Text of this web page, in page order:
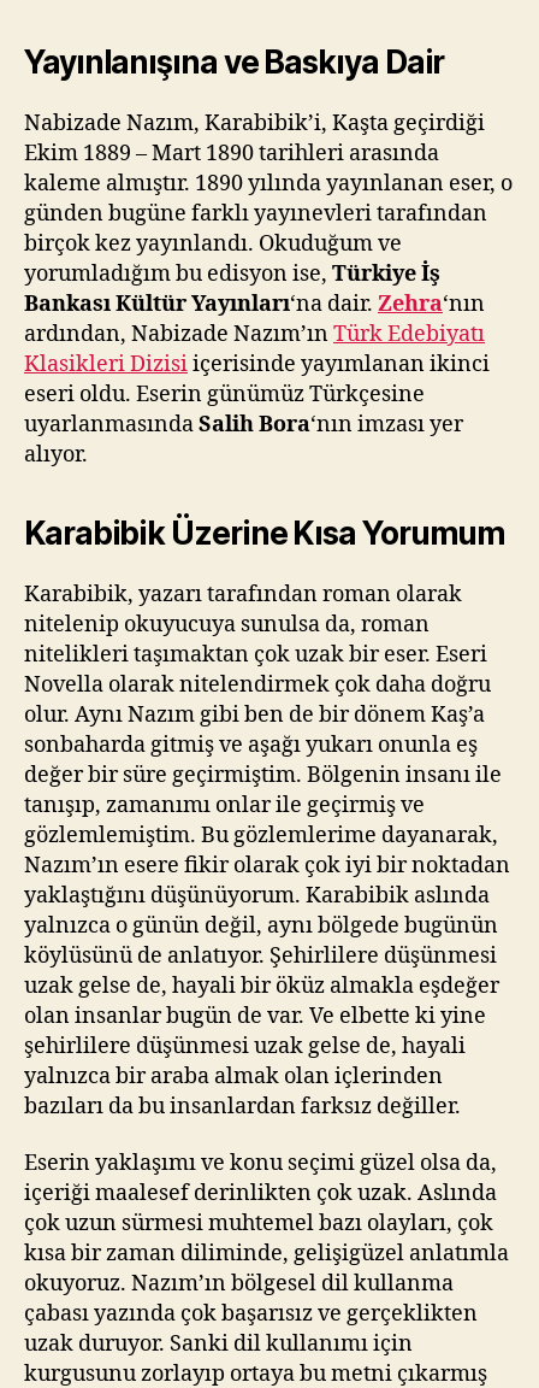
Yayınlanışına ve Baskıya Dair
Nabizade Nazım, Karabibik’i, Kaşta geçirdiği
Ekim 1889 – Mart 1890 tarihleri arasında
kaleme almıştır. 1890 yılında yayınlanan eser, o
günden bugüne farklı yayınevleri tarafından
birçok kez yayınlandı. Okuduğum ve
yorumladığım bu edisyon ise, Türkiye İş
Bankası Kültür Yayınları‘na dair. Zehra‘nın
ardından, Nabizade Nazım’ınTürk Edebiyatı
Klasikleri Dizisiiçerisinde yayımlanan ikinci
eseri oldu. Eserin günümüz Türkçesine
uyarlanmasındaSalih Bora‘nın imzası yer
alıyor.
Karabibik Üzerine Kısa Yorumum
Karabibik, yazarı tarafından roman olarak
nitelenip okuyucuya sunulsa da, roman
nitelikleri taşımaktan çok uzak bir eser. Eseri
Novella olarak nitelendirmek çok daha doğru
olur. Aynı Nazım gibi ben de bir dönem Kaş’a
sonbaharda gitmiş ve aşağı yukarı onunla eş
değer bir süre geçirmiştim. Bölgenin insanı ile
tanışıp, zamanımı onlar ile geçirmiş ve
gözlemlemiştim. Bu gözlemlerime dayanarak,
Nazım’ın esere fikir olarak çok iyi bir noktadan
yaklaştığını düşünüyorum. Karabibik aslında
yalnızca o günün değil, aynı bölgede bugünün
köylüsünü de anlatıyor. Şehirlilere düşünmesi
uzak gelse de, hayali bir öküz almakla eşdeğer
olan insanlar bugün de var. Ve elbette ki yine
şehirlilere düşünmesi uzak gelse de, hayali
yalnızca bir araba almak olan içlerinden
bazıları da bu insanlardan farksız değiller.
Eserin yaklaşımı ve konu seçimi güzel olsa da,
içeriği maalesef derinlikten çok uzak. Aslında
çok uzun sürmesi muhtemel bazı olayları, çok
kısa bir zaman diliminde, gelişigüzel anlatımla
okuyoruz. Nazım’ın bölgesel dil kullanma
çabası yazında çok başarısız ve gerçeklikten
uzak duruyor. Sanki dil kullanımı için
kurgusunu zorlayıp ortaya bu metni çıkarmış